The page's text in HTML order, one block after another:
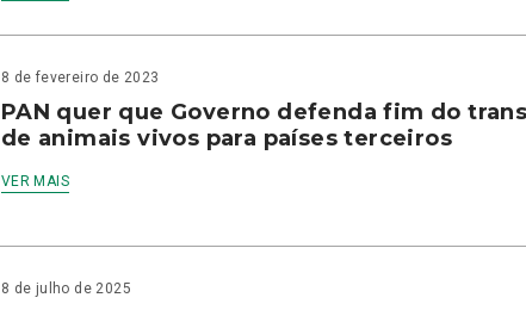
8 de fevereiro de 2023
PAN quer que Governo defenda fim do
de animais vivos para países terceiros
VER MAIS
8 de julho de 2025